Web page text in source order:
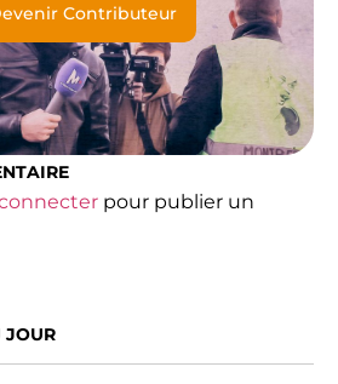
Contributeur
pour publier un
JOUR